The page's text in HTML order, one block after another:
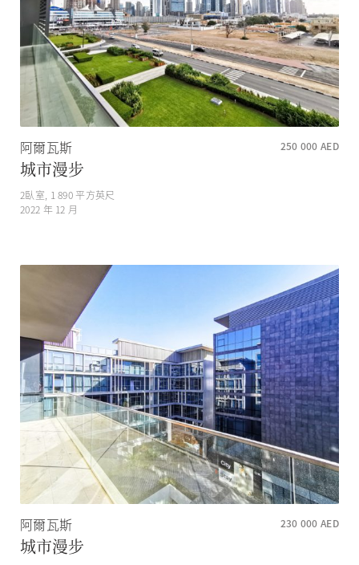
阿爾瓦斯 250 000 AED
城市漫步
2臥室, 1 890 平方英尺
2022 年 12 月
阿爾瓦斯 230 000 AED
城市漫步